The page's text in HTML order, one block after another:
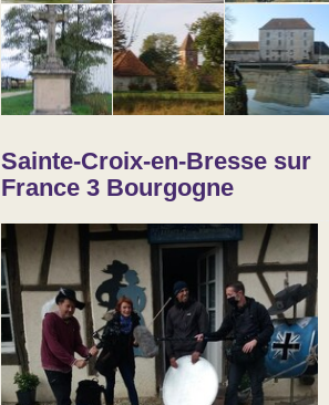
Sainte-Croix-en-Bresse sur
France 3 Bourgogne